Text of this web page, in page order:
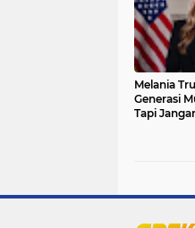
Melania
Generasi
Tapi